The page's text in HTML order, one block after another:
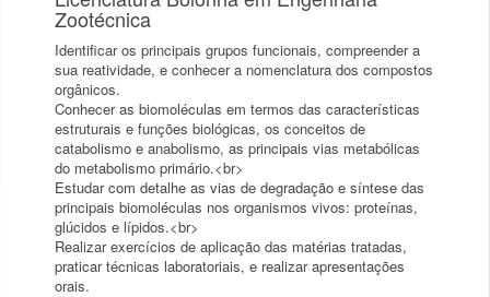
Zootécnica
Identificar os principais grupos funcionais, compreender a
sua reatividade, e conhecer a nomenclatura dos compostos
orgânicos.
Conhecer as biomoléculas em termos das características
estruturais e funções biológicas, os conceitos de
catabolismo e anabolismo, as principais vias metabólicas
do metabolismo primário.<br>
Estudar com detalhe as vias de degradação e síntese das
principais biomoléculas nos organismos vivos: proteínas,
glúcidos e lípidos.<br>
Realizar exercícios de aplicação das matérias tratadas,
praticar técnicas laboratoriais, e realizar apresentações
orais.